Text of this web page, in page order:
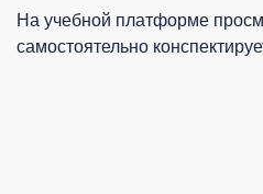
На учебной платформе
самостоятельно